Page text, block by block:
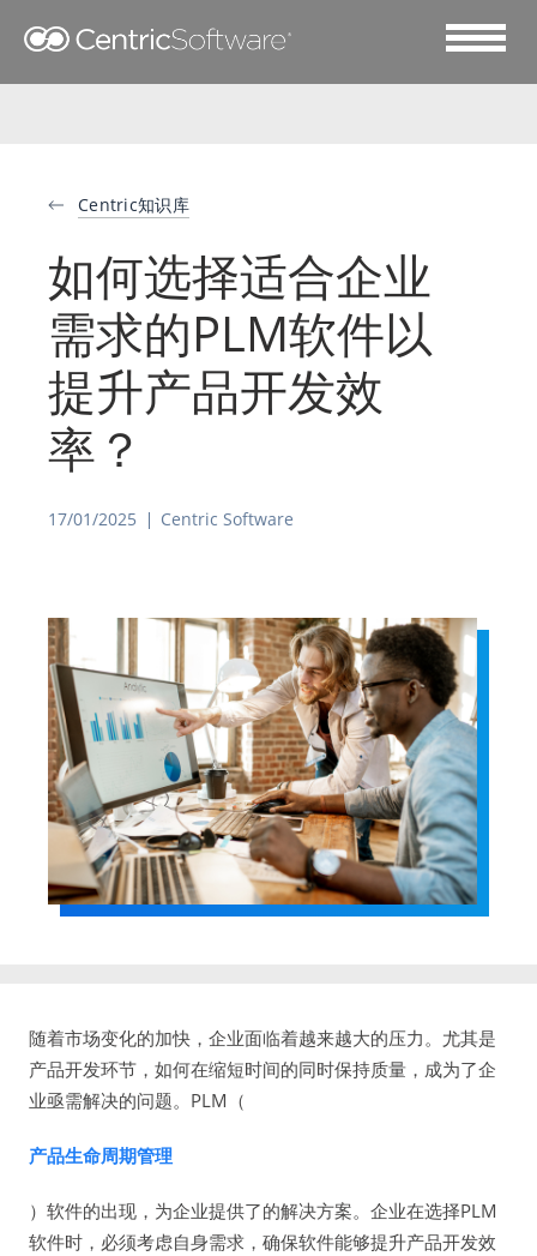
Centric知识库
如何选择适合企业
需求的PLM软件以
提升产品开发效
率？
17/01/2025 Centric Software
随着市场变化的加快，企业面临着越来越大的压力。尤其是
产品开发环节，如何在缩短时间的同时保持质量，成为了企
业亟需解决的问题。PLM（
产品生命周期管理
）软件的出现，为企业提供了的解决方案。企业在选择PLM
软件时，必须考虑自身需求，确保软件能够提升产品开发效